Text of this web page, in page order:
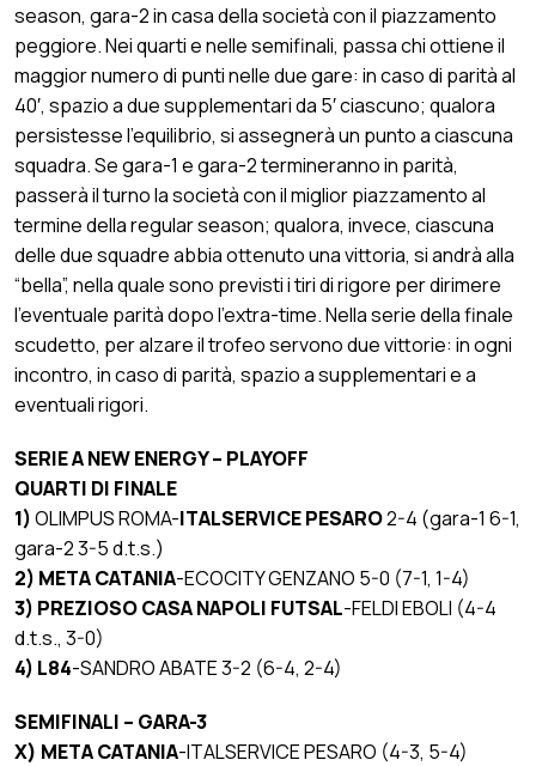
season, gara-2 in casa della società con il piazzamento
peggiore. Nei quarti e nelle semifinali, passa chi ottiene il
maggior numero di punti nelle due gare: in caso di parità al
40′, spazio a due supplementari da 5′ ciascuno; qualora
persistesse l’equilibrio, si assegnerà un punto a ciascuna
squadra. Se gara-1 e gara-2 termineranno in parità,
passerà il turno la società con il miglior piazzamento al
termine della regular season; qualora, invece, ciascuna
delle due squadre abbia ottenuto una vittoria, si andrà alla
“bella”, nella quale sono previsti i tiri di rigore per dirimere
l’eventuale parità dopo l’extra-time. Nella serie della finale
scudetto, per alzare il trofeo servono due vittorie: in ogni
incontro, in caso di parità, spazio a supplementari e a
eventuali rigori.
SERIE A NEW ENERGY – PLAYOFF
QUARTI DI FINALE
1)OLIMPUS ROMA-ITALSERVICE PESARO2-4 (gara-1 6-1,
gara-2 3-5 d.t.s.)
2) META CATANIA-ECOCITY GENZANO 5-0 (7-1, 1-4)
3) PREZIOSO CASA NAPOLI FUTSAL-FELDI EBOLI (4-4
d.t.s., 3-0)
4) L84-SANDRO ABATE 3-2 (6-4, 2-4)
SEMIFINALI – GARA-3
X) META CATANIA-ITALSERVICE PESARO (4-3, 5-4)